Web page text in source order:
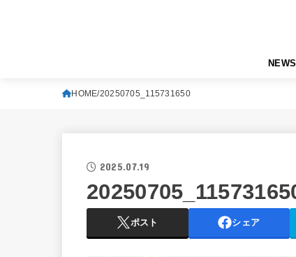
NEWS
HOME 20250705_115731650
2025.07.19
ポスト シェア